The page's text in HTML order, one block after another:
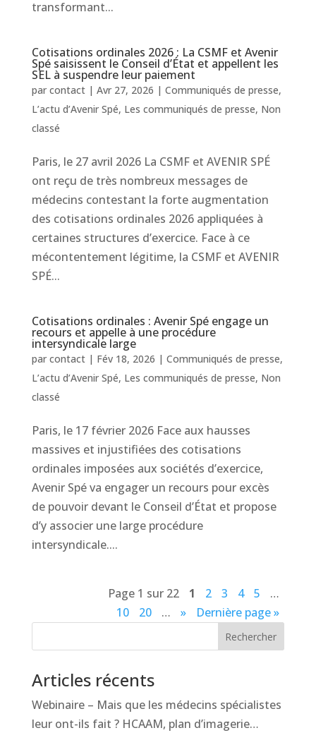
transformant...
Cotisations ordinales 2026 : La CSMF et Avenir
Spé saisissent le Conseil d’État et appellent les
SEL à suspendre leur paiement
par contact| Avr 27, 2026 | Communiqués de presse,
L’actu d’Avenir Spé, Les communiqués de presse, Non
classé
Paris, le 27 avril 2026 La CSMF et AVENIR SPÉ
ont reçu de très nombreux messages de
médecins contestant la forte augmentation
des cotisations ordinales 2026 appliquées à
certaines structures d’exercice. Face à ce
mécontentement légitime, la CSMF et AVENIR
SPÉ...
Cotisations ordinales : Avenir Spé engage un
recours et appelle à une procédure
intersyndicale large
par contact| Fév 18, 2026 | Communiqués de presse,
L’actu d’Avenir Spé, Les communiqués de presse, Non
classé
Paris, le 17 février 2026 Face aux hausses
massives et injustifiées des cotisations
ordinales imposées aux sociétés d’exercice,
Avenir Spé va engager un recours pour excès
de pouvoir devant le Conseil d’État et propose
d’y associer une large procédure
intersyndicale....
Page 1 sur 22 1 2 3 4 5
…
10
20 … » Dernière page »
Rechercher
Articles récents
Webinaire – Mais que les médecins spécialistes
leur ont-ils fait ? HCAAM, plan d’imagerie…